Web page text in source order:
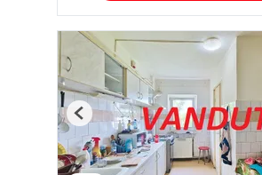
Previous